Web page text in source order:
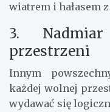
wiatrem i hałasem
3.
przestrzeni
Innym
każdej wolnej
wydawać się